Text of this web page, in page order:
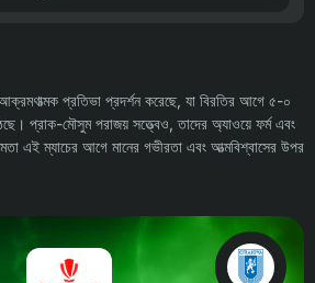
প্রতিভা প্রদর্শন করেছে, যা বিরতির আগে ৫-০
প্রাক-মৌসুম পরাজয় সত্ত্বেও, তাদের অ্যাওয়ে ফর্ম এবং
এই ম্যাচের আগে মানের গভীরতা এবং আত্মবিশ্বাসের উপর